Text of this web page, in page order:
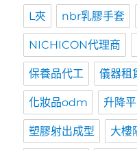
L夾 nbr乳膠手套
NICHICON代理商
保養品代工 儀器租
化妝品odm 升降
塑膠射出成型 大樓